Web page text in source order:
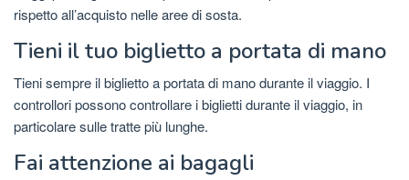
rispetto all’acquisto nelle aree di sosta.
Tieni il tuo biglietto a portata di mano
Tieni sempre il biglietto a portata di mano durante il viaggio. I
controllori possono controllare i biglietti durante il viaggio, in
particolare sulle tratte più lunghe.
Fai attenzione ai bagagli